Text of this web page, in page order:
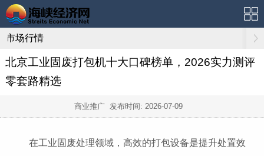
市场行情
北京工业固废打包机十大口碑榜单，2026实力测评
零套路精选
商业推广 发布时间: 2026-07-09
在工业固废处理领域，高效的打包设备是提升处置效